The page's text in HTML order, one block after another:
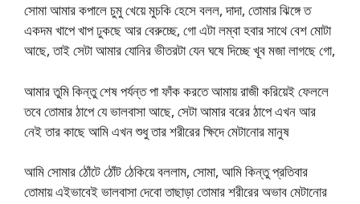
সোমা আমার কপালে চুমু খেয়ে মুচকি হেসে বলল, দাদা, তোমার ঝিঙ্গে ত
একদম খাপে খাপ ঢুকছে আর বেরুচ্ছে, গো এটা লম্বা হবার সাথে বেশ মোটা
আছে, তাই সেটা আমার যোনির ভীতরটা যেন ঘষে দিচ্ছে খূব মজা লাগছে গো,
আমার তুমি কিন্তু শেষ পর্যন্ত পা ফাঁক করতে আমায় রাজী করিয়েই ফেললে
তবে তোমার ঠাপে যে ভালবাসা আছে, সেটা আমার বরের ঠাপে এখন আর
নেই তার কাছে আমি এখন শুধু তার শরীরের ক্ষিদে মেটানোর মানুষ
আমি সোমার ঠোঁটে ঠোঁট ঠেকিয়ে বললাম, সোমা, আমি কিন্তু প্রতিবার
তোমায় এইভাবেই ভালবাসা দেবো তাছাড়া তোমার শরীরের অভাব মেটানোর